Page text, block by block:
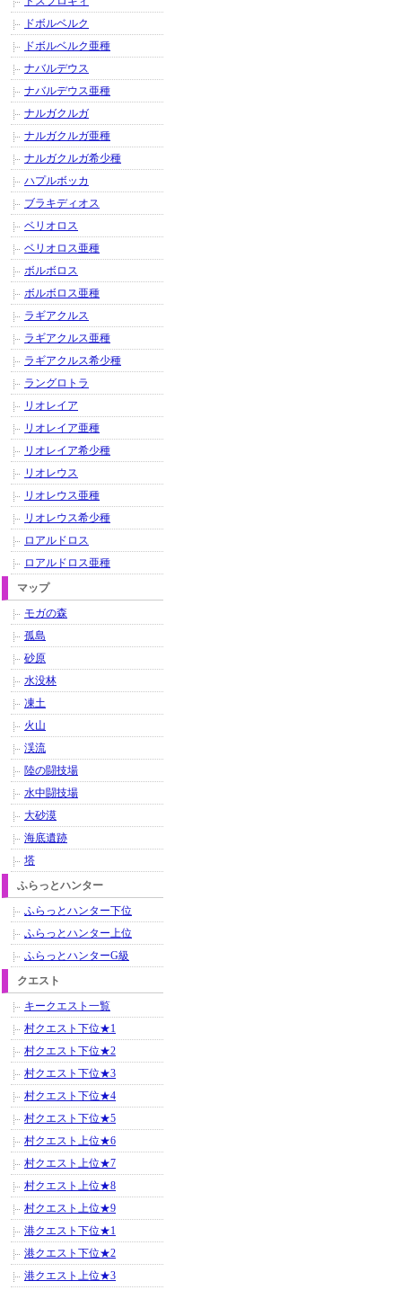
ドボルベルク
ドボルベルク亜種
ナバルデウス
ナバルデウス亜種
ナルガクルガ
ナルガクルガ亜種
ナルガクルガ希少種
ハプルボッカ
ブラキディオス
ベリオロス
ベリオロス亜種
ボルボロス
ボルボロス亜種
ラギアクルス
ラギアクルス亜種
ラギアクルス希少種
ラングロトラ
リオレイア
リオレイア亜種
リオレイア希少種
リオレウス
リオレウス亜種
リオレウス希少種
ロアルドロス
ロアルドロス亜種
マップ
モガの森
孤島
砂原
水没林
凍土
火山
渓流
陸の闘技場
水中闘技場
大砂漠
海底遺跡
塔
ふらっとハンター
ふらっとハンター下位
ふらっとハンター上位
ふらっとハンターG級
クエスト
キークエスト一覧
村クエスト下位★1
村クエスト下位★2
村クエスト下位★3
村クエスト下位★4
村クエスト下位★5
村クエスト上位★6
村クエスト上位★7
村クエスト上位★8
村クエスト上位★9
港クエスト下位★1
港クエスト下位★2
港クエスト上位★3